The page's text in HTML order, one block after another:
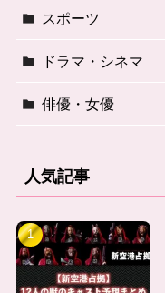
スポーツ
ドラマ・シネマ
俳優・女優
人気記事